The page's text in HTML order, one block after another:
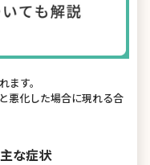
す。
悪化した場合に現れる合
な症状